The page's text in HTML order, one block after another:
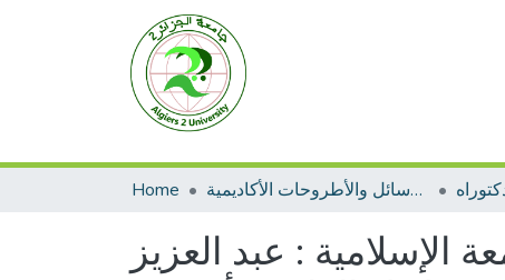
Home الرسائل والأطروحات الأكاديمية
الإسلامية : عبد العزيز